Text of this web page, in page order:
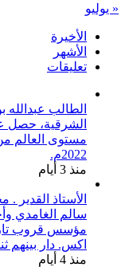
« يوليو
الأخيرة
الأشهر
تعليقات
الطالب عبدالله
الشرقية،
2022م.
منذ 3 أيام
الأستاذ
سالم الغامدي
مؤسس قروب
اكس. دار بينهم
منذ 4 أيام